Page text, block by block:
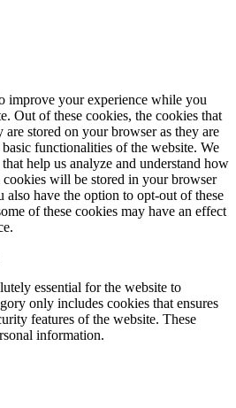
improve your experience while you
Out of these cookies, the cookies that
are stored on your browser as they are
functionalities of the website. We
help us analyze and understand how
cookies will be stored in your browser
have the option to opt-out of these
of these cookies may have an effect
essential for the website to
only includes cookies that ensures
features of the website. These
information.